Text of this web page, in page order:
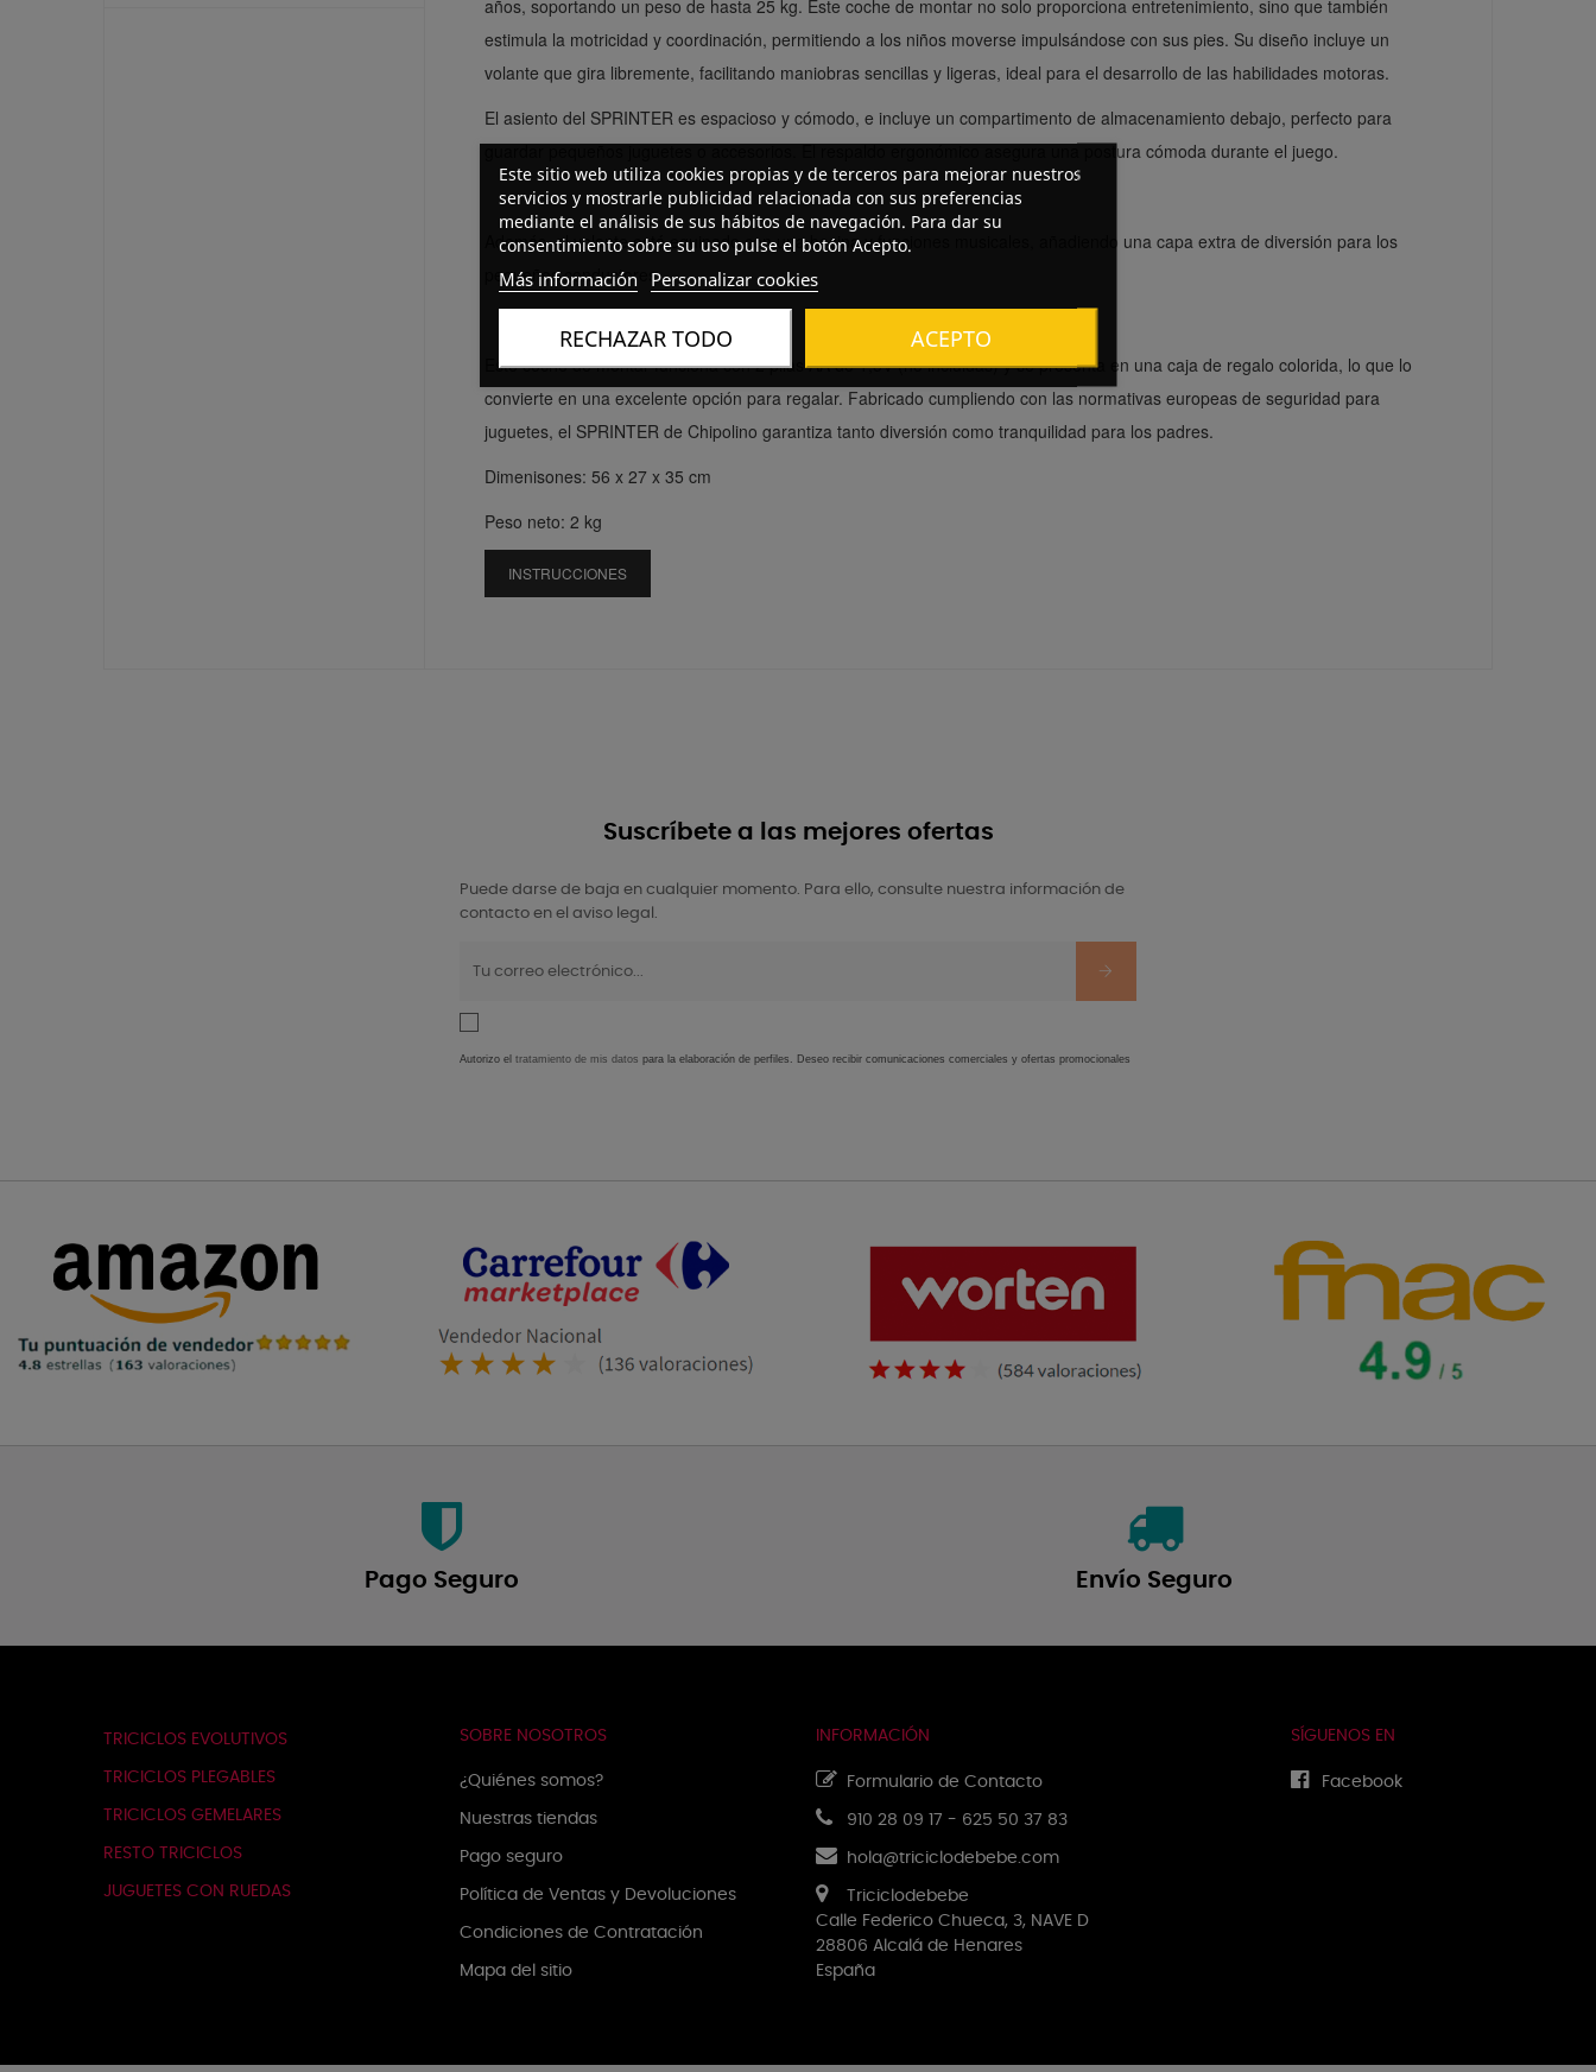
años, soportando un peso de hasta 25 kg. Este coche de montar no solo proporciona entretenimiento, sino que también
estimula la motricidad y coordinación, permitiendo a los niños moverse impulsándose con sus pies. Su diseño incluye un
volante que gira libremente, facilitando maniobras sencillas y ligeras, ideal para el desarrollo de las habilidades motoras.
El asiento del SPRINTER es espacioso y cómodo, e incluye un compartimento de almacenamiento debajo, perfecto para
guardar pequeños juguetes o accesorios. El respaldo ergonómico asegura una postura cómoda durante el juego.
Además, el volante está equipado con una bocina y funciones musicales, añadiendo una capa extra de diversión para los
pequeños conductores.
Este coche de montar funciona con 2 pilas AA de 1,5V (no incluidas) y se presenta en una caja de regalo colorida, lo que lo
convierte en una excelente opción para regalar. Fabricado cumpliendo con las normativas europeas de seguridad para
juguetes, el SPRINTER de Chipolino garantiza tanto diversión como tranquilidad para los padres.
Dimenisones: 56 x 27 x 35 cm
Peso neto: 2 kg
INSTRUCCIONES
Suscríbete a las mejores ofertas
Puede darse de baja en cualquier momento. Para ello, consulte nuestra información de
contacto en el aviso legal.
Autorizo el tratamiento de mis datos para la elaboración de perfiles. Deseo recibir comunicaciones comerciales y ofertas promocionales
Pago Seguro Envío Seguro
TRICICLOS EVOLUTIVOS
TRICICLOS PLEGABLES
TRICICLOS GEMELARES
RESTO TRICICLOS
JUGUETES CON RUEDAS
SOBRE NOSOTROS
¿Quiénes somos?
Nuestras tiendas
Pago seguro
Política de Ventas y Devoluciones
Condiciones de Contratación
Mapa del sitio
INFORMACIÓN
Formulario de Contacto
910 28 09 17 - 625 50 37 83
hola@triciclodebebe.com
Triciclodebebe
Calle Federico Chueca, 3, NAVE D
28806 Alcalá de Henares
España
SÍGUENOS EN
Facebook
Este sitio web utiliza cookies propias y de terceros para mejorar nuestros
servicios y mostrarle publicidad relacionada con sus preferencias
mediante el análisis de sus hábitos de navegación. Para dar su
consentimiento sobre su uso pulse el botón Acepto.
Más información Personalizar cookies
RECHAZAR TODO ACEPTO